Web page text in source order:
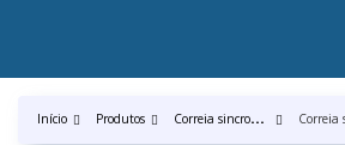
Início Produtos C
orreia sincronizada